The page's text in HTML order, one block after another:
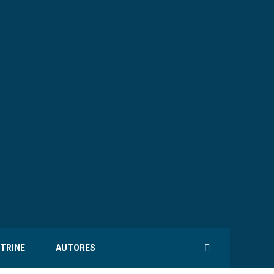
AUTORES